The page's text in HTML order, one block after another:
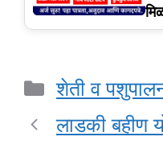
Categories
शेती व
लाडकी बहीण